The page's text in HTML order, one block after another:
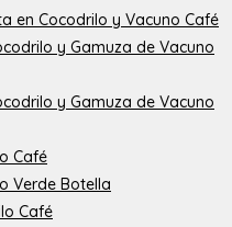
en Cocodrilo y Vacuno Café
y Gamuza de Vacuno
y Gamuza de Vacuno
Café
Verde Botella
Café